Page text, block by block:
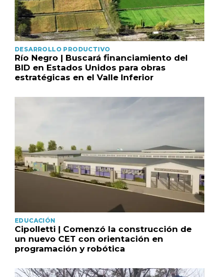
DESARROLLO PRODUCTIVO
Río Negro | Buscará financiamiento del
BID en Estados Unidos para obras
estratégicas en el Valle Inferior
EDUCACIÓN
Cipolletti | Comenzó la construcción de
un nuevo CET con orientación en
programación y robótica